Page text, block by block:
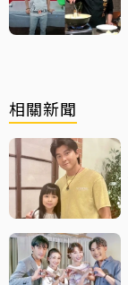
相關新聞